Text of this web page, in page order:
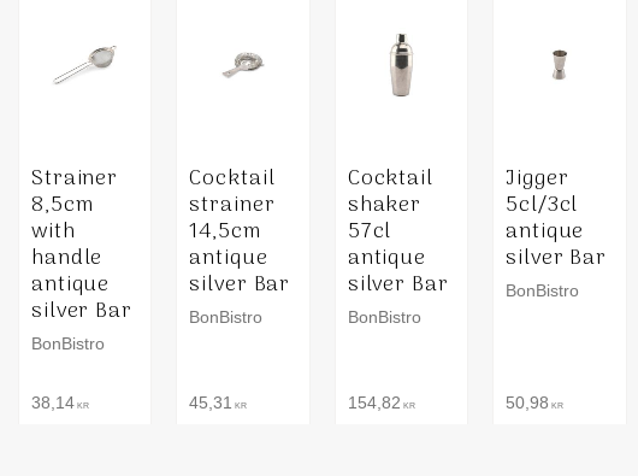
Strainer
8,5cm
with
handle
antique
silver Bar
BonBistro
38,14 KR
Cocktail
strainer
14,5cm
antique
silver Bar
BonBistro
45,31 KR
Cocktail
shaker
57cl
antique
silver Bar
BonBistro
154,82 KR
Jigger
5cl/3cl
antique
silver Bar
BonBistro
50,98 KR